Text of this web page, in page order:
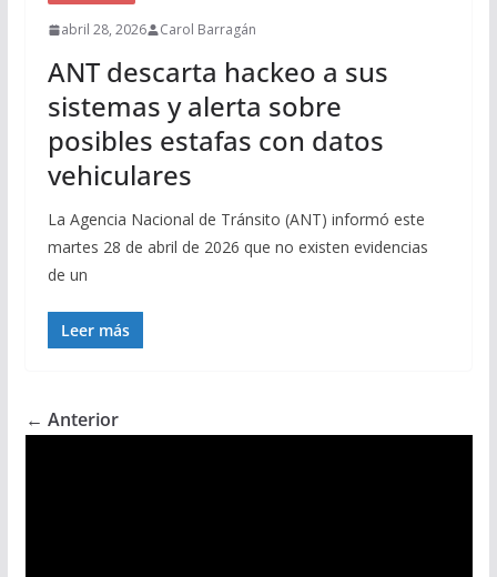
abril 28, 2026 Carol Barragán
ANT descarta hackeo a sus
sistemas y alerta sobre
posibles estafas con datos
vehiculares
La Agencia Nacional de Tránsito (ANT) informó este
martes 28 de abril de 2026 que no existen evidencias
de un
Leer más
← Anterior